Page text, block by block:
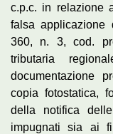
c.p.c. in relazione
falsa applicazione
360, n. 3, cod.
tributaria
documentazione
copia fotostatica,
della notifica
impugnati sia ai